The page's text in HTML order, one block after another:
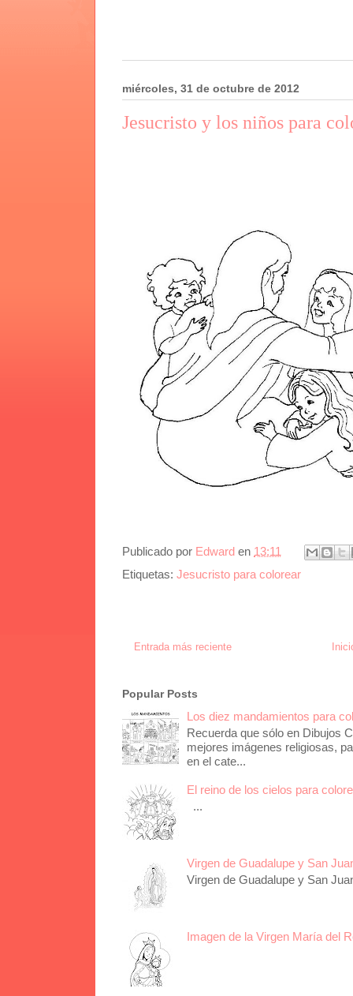
miércoles, 31 de octubre de 2012
Jesucristo y los niños para
Publicado por Edward en 13:11
Etiquetas: Jesucristo para colorear
Entrada más reciente
Popular Posts
Los diez mandamientos para
Recuerda que sólo en Dibujos
mejores imágenes religiosas,
en el cate...
El reino de los cielos para
...
Virgen de Guadalupe y San
Virgen de Guadalupe y San
Imagen de la Virgen María del